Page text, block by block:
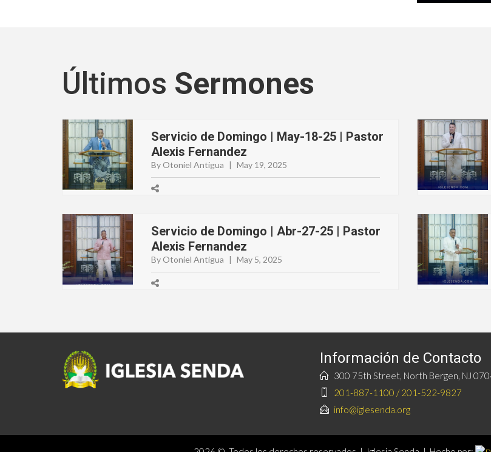
Últimos Sermones
Servicio de Domingo | May-18-25 | Pastor
Alexis Fernandez
By Otoniel Antigua | May 19, 2025
Servicio de Domingo | Abr-27-25 | Pastor
Alexis Fernandez
By Otoniel Antigua | May 5, 2025
Información de Contacto
300 75th Street, North Bergen, NJ
201-887-1100 / 201-522-9827
info@iglesenda.org